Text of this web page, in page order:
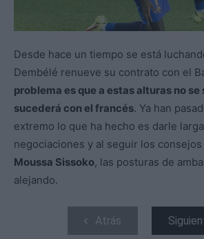
Desde hace un tiempo se está
Dembélé renueve su contrato con el
problema es que a estas alturas no se
sucederá con el francés. Ya han
extremo lo que ha hecho es darle
negociaciones y al seguir los
Moussa Sissoko, las posturas de
alejando.
Atrás